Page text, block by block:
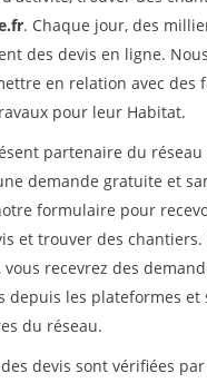
. Chaque jour, des
des devis en ligne.
en relation avec des
pour leur Habitat.
partenaire du réseau
demande gratuite et
formulaire pour
et trouver des chantiers.
recevrez des
depuis les plateformes et
du réseau.
devis sont vérifiées